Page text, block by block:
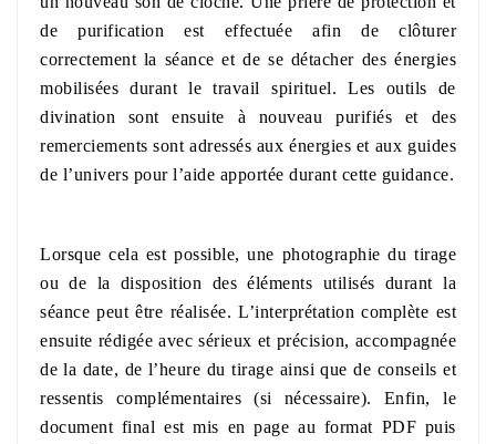
de purification est effectuée afin de clôturer
correctement la séance et de se détacher des énergies
mobilisées durant le travail spirituel. Les outils de
divination sont ensuite à nouveau purifiés et des
remerciements sont adressés aux énergies et aux guides
de l’univers pour l’aide apportée durant cette guidance.
Lorsque cela est possible, une photographie du tirage
ou de la disposition des éléments utilisés durant la
séance peut être réalisée. L’interprétation complète est
ensuite rédigée avec sérieux et précision, accompagnée
de la date, de l’heure du tirage ainsi que de conseils et
ressentis complémentaires (si nécessaire). Enfin, le
document final est mis en page au format PDF puis